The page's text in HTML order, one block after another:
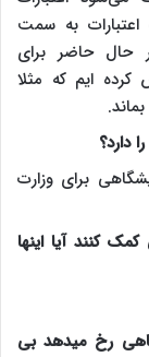
به سمت
حال حاضر برای
کرده ایم که مثلا
دارد؟
برای وزارت
کنند آیا اینها
رخ میدهد بی